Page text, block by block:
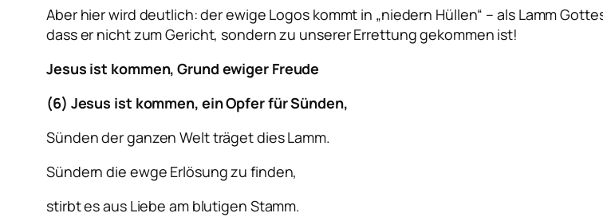
Aber hier wird deutlich: der ewige Logos kommt in „niedern Hüllen“ – als Lamm
dass er nicht zum Gericht, sondern zu unserer Errettung gekommen ist!
Jesus ist kommen, Grund ewiger Freude
(6) Jesus ist kommen, ein Opfer für Sünden,
Sünden der ganzen Welt träget dies Lamm.
Sündern die ewge Erlösung zu finden,
stirbt es aus Liebe am blutigen Stamm.